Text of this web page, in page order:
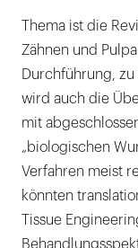
Thema ist die
Zähnen und
Durchführung,
wird auch die
mit
„biologischen
Verfahren meist
könnten
Tissue